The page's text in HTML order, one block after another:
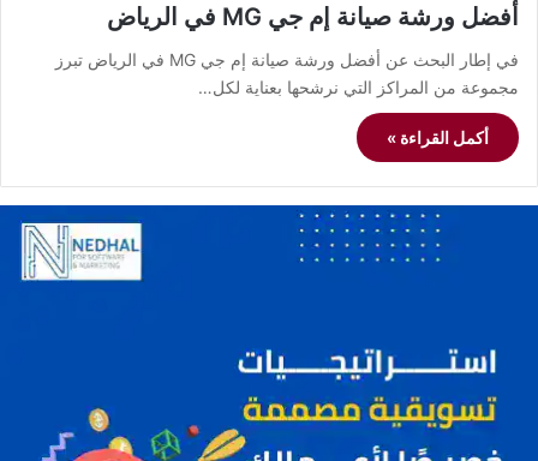
أفضل ورشة صيانة إم جي MG في الرياض
في إطار البحث عن أفضل ورشة صيانة إم جي MG في الرياض تبرز
مجموعة من المراكز التي نرشحها بعناية لكل…
أكمل القراءة »